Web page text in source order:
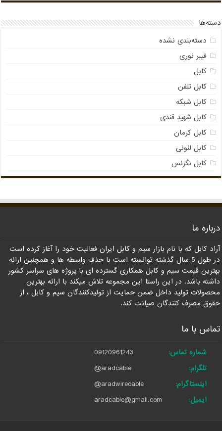
دسته‌ها
دسته‌بندی نشده
فیبر نوری
کابل
کابل تلفن
کابل شبکه
کابل شهید قندی
کابل کرمان
کابل لئونی
کابل نگزنس
درباره ما
آراد کابل که با نام بازار سیم و کابل ایران فعالیت خود را آغاز کرده است
در طول 5 سال گذشته توانسته است با حذف واسطه ها و همچنین ارائه
بهترین قیمت سیم و کابل همکاری گسترده ای با پروژه های سراسر کشور
داشته باشد. در این راستا این مجموعه تلاش میکند با ارائه بهترین
محصولات تولید داخل ضمن حمایت از تولیدکنندگان سیم و کابل ، از
حقوق مصرف کنندگان صیانت کند.
تماس با ما
شماره تماس:
09120961243
تلگرام:
@aradcable
اینستاگرام:
@aradwirecable
ایمیل:
aradcable@gmail.com